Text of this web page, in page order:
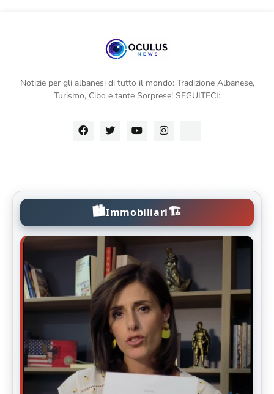
Notizie per gli albanesi di tutto il mondo: Tradizione Albanese,
Turismo, Cibo e tante Sorprese! SEGUITECI:
🏙️Immobiliari🏗️